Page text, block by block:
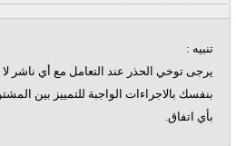
تنبيه :
يرجى توخي الحذر عند التعامل مع أي ناشر
بنفسك بالاجراءات الواجبة للتمييز بين
بأي اتفاق.